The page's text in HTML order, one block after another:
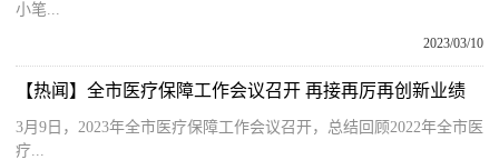
小笔...
2023/03/10
【热闻】全市医疗保障工作会议召开 再接再厉再创新业绩
3月9日，2023年全市医疗保障工作会议召开，总结回顾2022年全市医
疗...